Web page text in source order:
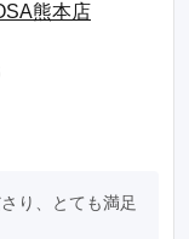
熊本店
り、とても満足